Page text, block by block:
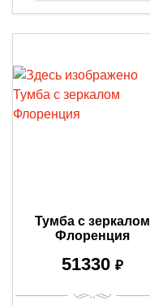
Тумба с зеркалом
Флоренция
51330 ₽